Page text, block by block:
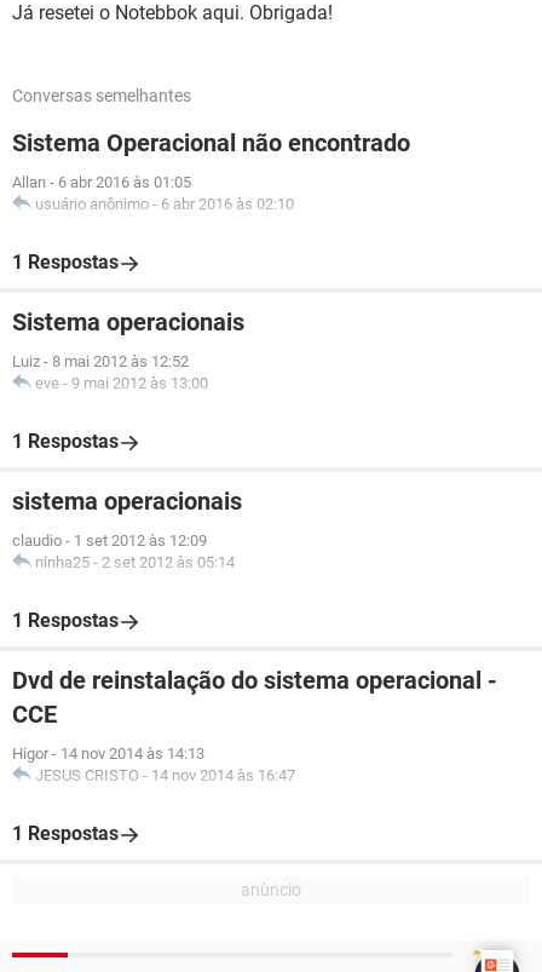
Já resetei o Notebbok aqui. Obrigada!
Conversas semelhantes
Sistema Operacional não encontrado
Allan - 6 abr 2016 às 01:05
usuário anônimo - 6 abr 2016 às 02:10
1 Respostas
Sistema operacionais
Luiz - 8 mai 2012 às 12:52
eve - 9 mai 2012 às 13:00
1 Respostas
sistema operacionais
claudio - 1 set 2012 às 12:09
ninha25 - 2 set 2012 às 05:14
1 Respostas
Dvd de reinstalação do sistema operacional -
CCE
Higor - 14 nov 2014 às 14:13
JESUS CRISTO - 14 nov 2014 às 16:47
1 Respostas